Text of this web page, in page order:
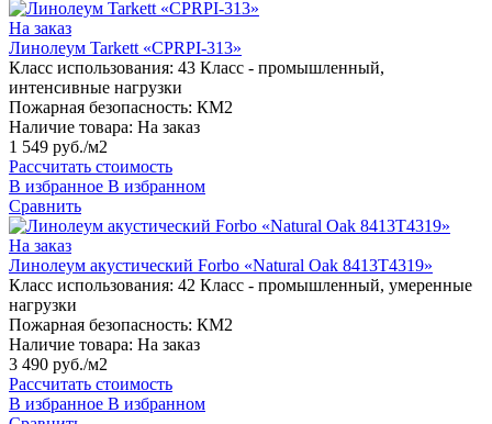
На заказ
Линолеум Tarkett «CPRPI-313»
Класс использования: 43 Класс - промышленный,
интенсивные нагрузки
Пожарная безопасность: КМ2
Наличие товара: На заказ
1 549 руб./м2
Рассчитать стоимость
В избранное В избранном
Сравнить
На заказ
Линолеум акустический Forbo «Natural Oak 8413T4319»
Класс использования: 42 Класс - промышленный, умеренные
нагрузки
Пожарная безопасность: КМ2
Наличие товара: На заказ
3 490 руб./м2
Рассчитать стоимость
В избранное В избранном